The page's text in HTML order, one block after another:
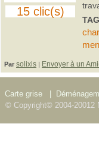
15 clic(s)
Par solixis | Envoyer à un
Carte grise
© Copyright© 2004-20012